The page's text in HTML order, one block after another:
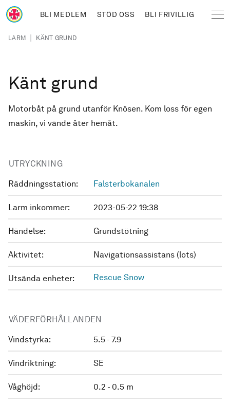
Hoppa till huvudinnehåll
BLI MEDLEM STÖD OSS BLI FRIVILLIG
Länkstig
LARM | KÄNT GRUND
Känt grund
Motorbåt på grund utanför Knösen. Kom loss för egen
maskin, vi vände åter hemåt.
UTRYCKNING
Räddningsstation: Falsterbokanalen
Larm inkommer: 2023-05-22 19:38
Händelse: Grundstötning
Aktivitet: Navigationsassistans (lots)
Utsända enheter: Rescue Snow
VÄDERFÖRHÅLLANDEN
Vindstyrka: 5.5 - 7.9
Vindriktning: SE
Våghöjd: 0.2 - 0.5 m